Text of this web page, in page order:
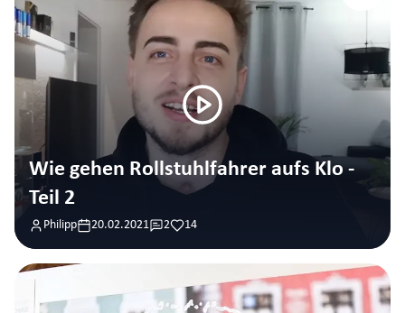
Wie gehen Rollstuhlfahrer aufs Klo -
Teil 2
Philipp 20.02.2021 2 14